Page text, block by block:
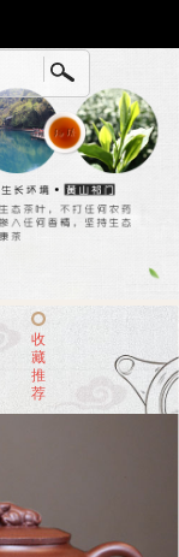
收
藏
推
荐